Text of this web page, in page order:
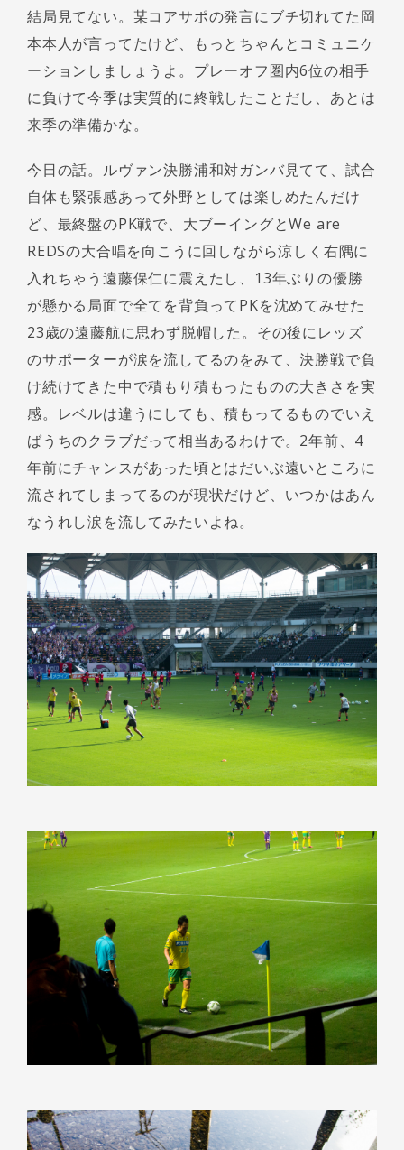
結局見てない。某コアサポの発言にブチ切れてた岡
本本人が言ってたけど、もっとちゃんとコミュニケ
ーションしましょうよ。プレーオフ圏内6位の相手
に負けて今季は実質的に終戦したことだし、あとは
来季の準備かな。
今日の話。ルヴァン決勝浦和対ガンバ見てて、試合
自体も緊張感あって外野としては楽しめたんだけ
ど、最終盤のPK戦で、大ブーイングとWe are
REDSの大合唱を向こうに回しながら涼しく右隅に
入れちゃう遠藤保仁に震えたし、13年ぶりの優勝
が懸かる局面で全てを背負ってPKを沈めてみせた
23歳の遠藤航に思わず脱帽した。その後にレッズ
のサポーターが涙を流してるのをみて、決勝戦で負
け続けてきた中で積もり積もったものの大きさを実
感。レベルは違うにしても、積もってるものでいえ
ばうちのクラブだって相当あるわけで。2年前、4
年前にチャンスがあった頃とはだいぶ遠いところに
流されてしまってるのが現状だけど、いつかはあん
なうれし涙を流してみたいよね。